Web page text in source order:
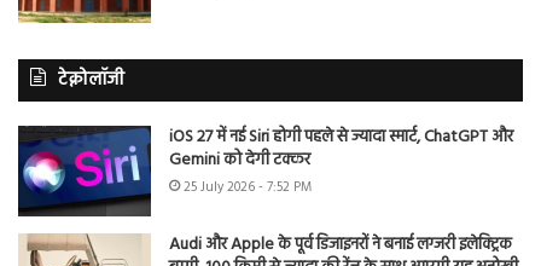
टेक्नोलॉजी
iOS 27 में नई Siri होगी पहले से ज्यादा स्मार्ट, ChatGPT और
Gemini को देगी टक्कर
25 July 2026 - 7:52 PM
Audi और Apple के पूर्व डिजाइनरों ने बनाई लग्जरी इलेक्ट्रिक